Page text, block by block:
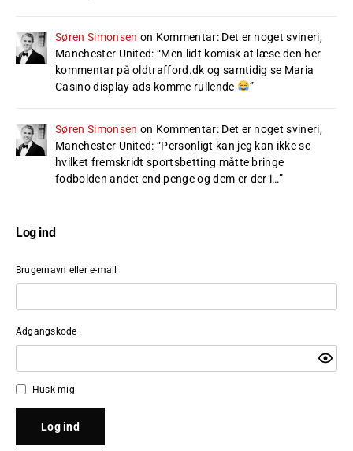
Søren Simonsen on Kommentar: Det er noget svineri,
Manchester United: “Men lidt komisk at læse den her
kommentar på oldtrafford.dk og samtidig se Maria
Casino display ads komme rullende
”
Søren Simonsen on Kommentar: Det er noget svineri,
Manchester United: “Personligt kan jeg kan ikke se
hvilket fremskridt sportsbetting måtte bringe
fodbolden andet end penge og dem er der i…”
Log ind
Brugernavn eller e-mail
Adgangskode
Husk mig